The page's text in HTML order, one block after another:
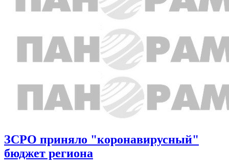
ЗСРО приняло "коронавирусный"
бюджет региона